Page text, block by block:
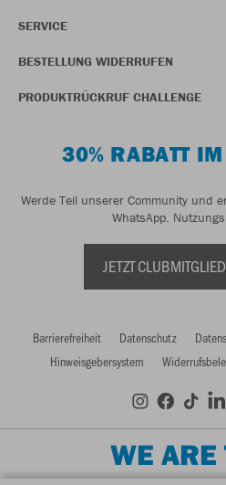
SERVICE
BESTELLUNG WIDERRUFEN
PRODUKTRÜCKRUF CHALLENGE
30% RABATT
Werde Teil unserer Community und
WhatsApp.
JETZT
Barrierefreiheit Datenschutz
Hinweisgebersystem
WE ARE